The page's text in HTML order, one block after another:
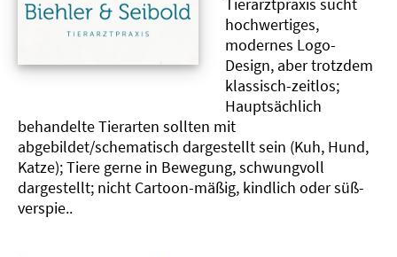
Tierarztpraxis sucht
hochwertiges,
modernes Logo-
Design, aber trotzdem
klassisch-zeitlos;
Hauptsächlich
behandelte Tierarten sollten mit
abgebildet/schematisch dargestellt sein (Kuh, Hund,
Katze); Tiere gerne in Bewegung, schwungvoll
dargestellt; nicht Cartoon-mäßig, kindlich oder süß-
verspie..